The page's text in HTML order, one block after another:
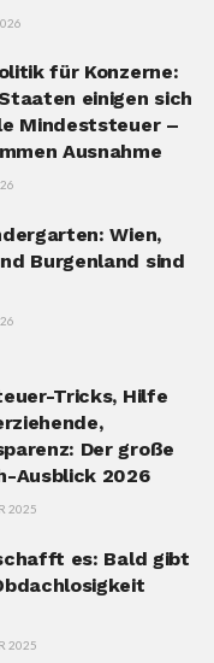
für Konzerne:
einigen sich
Mindeststeuer –
Ausnahme
Wien,
Burgenland sind
Tricks, Hilfe
Der große
Ausblick 2026
2025
es: Bald gibt
2025